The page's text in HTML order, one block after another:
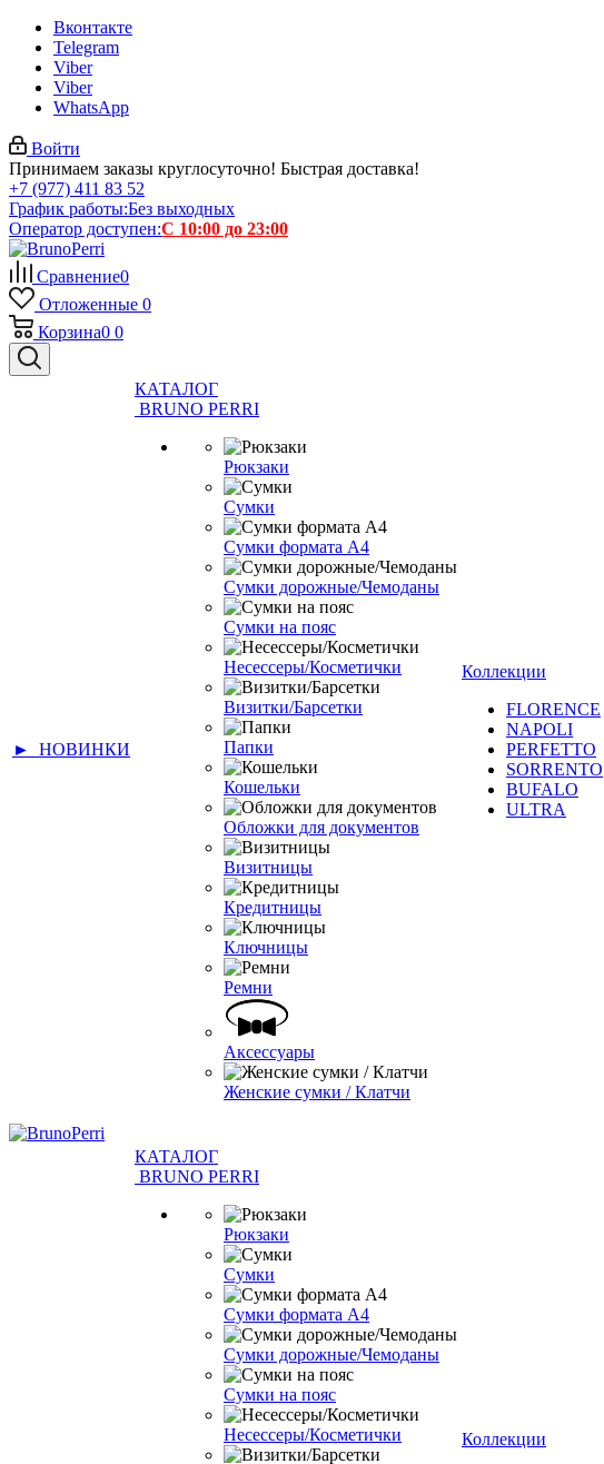
Вконтакте
Telegram
Viber
Viber
WhatsApp
Войти
Принимаем заказы круглосуточно! Быстрая доставка!
+7 (977) 411 83 52
График работы:Без выходных
Оператор доступен:С 10:00 до 23:00
Сравнение0
Отложенные 0
Корзина0 0
► НОВИНКИ
КАТАЛОГ
BRUNO PERRI
Рюкзаки
Сумки
Сумки формата А4
Сумки дорожные/Чемоданы
Сумки на пояс
Несессеры/Косметички
Визитки/Барсетки
Папки
Кошельки
Обложки для документов
Визитницы
Кредитницы
Ключницы
Ремни
Аксессуары
Женские сумки / Клатчи
Коллекции
FLORENCE
NAPOLI
PERFETTO
SORRENTO
BUFALO
ULTRA
КАТАЛОГ
BRUNO PERRI
Рюкзаки
Сумки
Сумки формата А4
Сумки дорожные/Чемоданы
Сумки на пояс
Несессеры/Косметички
Коллекции